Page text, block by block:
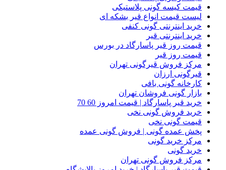
قیمت کیسه گونی پلاستیکی
لیست قیمت انواع قیر بشکه ای
خرید اینترنتی گونی کنفی
خرید اینترنتی قیر
قیمت روز قیر پاسارگاد در بورس
قیمت روز قیر
مرکز فروش قیرگونی تهران
قیرگونی ارزان
کارخانه گونی بافی
بازار گونی فروشان تهران
خرید قیر پاسارگاد | قیمت امروز 60 70
خرید فروش گونی نخی
قیمت گونی نخی
پخش عمده گونی | فروش گونی عمده
مرکز خرید گونی
خرید گونی
مرکز فروش گونی تهران